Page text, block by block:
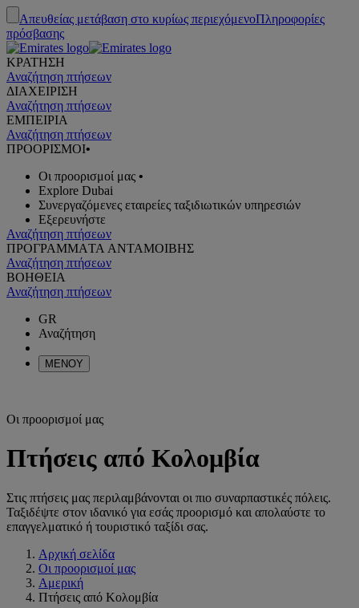
Απευθείας μετάβαση στο κυρίως περιεχόμενοΠληροφορίες
πρόσβασης
ΚΡΑΤΗΣΗ
Αναζήτηση πτήσεων
ΔΙΑΧΕΙΡΙΣΗ
Αναζήτηση πτήσεων
ΕΜΠΕΙΡΙΑ
Αναζήτηση πτήσεων
ΠΡΟΟΡΙΣΜΟΙ•
Οι προορισμοί μας •
Explore Dubai
Συνεργαζόμενες εταιρείες ταξιδιωτικών υπηρεσιών
Εξερευνήστε
Αναζήτηση πτήσεων
ΠΡΟΓΡΑΜΜΑTA ΑΝΤΑΜΟΙΒΗΣ
Αναζήτηση πτήσεων
ΒΟΗΘΕΙΑ
Αναζήτηση πτήσεων
GR
Αναζήτηση
ΜΕΝΟΥ
Οι προορισμοί μας
Πτήσεις από Κολομβία
Στις πτήσεις μας περιλαμβάνονται οι πιο συναρπαστικές πόλεις.
Ταξιδέψτε στον ιδανικό για εσάς προορισμό και απολαύστε το
επαγγελματικό ή τουριστικό ταξίδι σας.
Αρχική σελίδα
Οι προορισμοί μας
Αμερική
Πτήσεις από Κολομβία